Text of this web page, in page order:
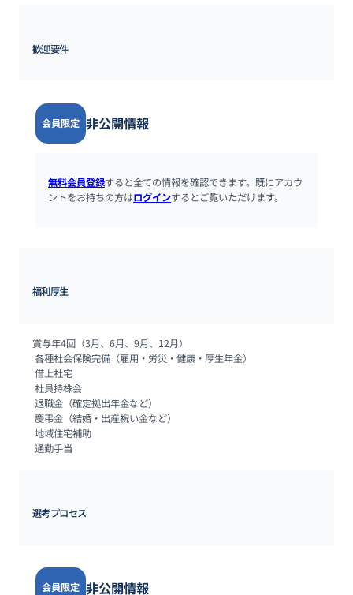
歓迎要件
会員限定 非公開情報
無料会員登録すると全ての情報を確認できます。既にアカウ
ントをお持ちの方はログインするとご覧いただけます。
福利厚生
賞与年4回（3月、6月、9月、12月）
通勤手当
選考プロセス
会員限定 非公開情報